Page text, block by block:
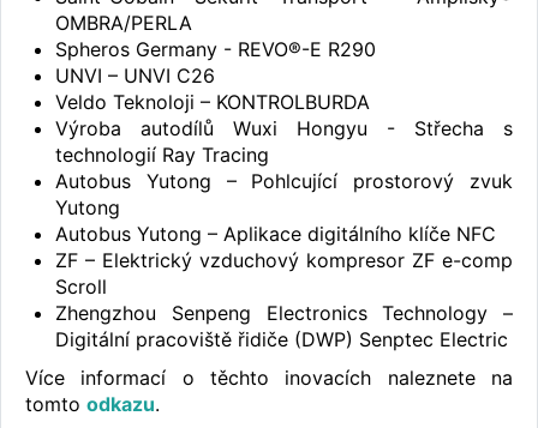
OMBRA/PERLA
Spheros Germany - REVO®-E R290
UNVI – UNVI C26
Veldo Teknoloji – KONTROLBURDA
Výroba autodílů Wuxi Hongyu - Střecha s
technologií Ray Tracing
Autobus Yutong – Pohlcující prostorový zvuk
Yutong
Autobus Yutong – Aplikace digitálního klíče NFC
ZF – Elektrický vzduchový kompresor ZF e-comp
Scroll
Zhengzhou Senpeng Electronics Technology –
Digitální pracoviště řidiče (DWP) Senptec Electric
Více informací o těchto inovacích naleznete na
tomto odkazu.